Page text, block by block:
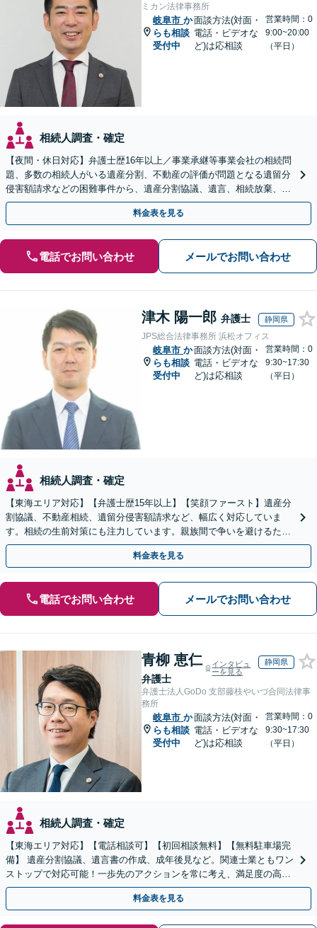
ミカン法律事務所
岐阜市 か
らも相談
受付中
面談方法(対面・
電話・ビデオな
ど)は応相談
営業時間：0
9:00~20:00
（平日）
相続人調査・確定
【夜間・休日対応】弁護士歴16年以上／事業承継等事業会社の相続問
題、多数の相続人がいる遺産分割、不動産の評価が問題となる遺留分
侵害額請求などの困難事件から、遺産分割協議、遺言、相続放棄、使
途不明金の調査まで、全般の経験豊富【JR草津駅2分】
料金表を見る
電話でお問い合わせ メールでお問い合わせ
津木 陽一郎 弁護士 静岡県
JPS総合法律事務所 浜松オフィス
岐阜市 か
らも相談
受付中
面談方法(対面・
電話・ビデオな
ど)は応相談
営業時間：0
9:30~17:30
（平日）
相続人調査・確定
【東海エリア対応】【弁護士歴15年以上】【笑顔ファースト】遺産分
割協議、不動産相続、遺留分侵害額請求など、幅広く対応していま
す。相続の生前対策にも注力しています。親族間で争いを避けるため
にも、お早めにご相談ください。【初回面談無料】
料金表を見る
電話でお問い合わせ メールでお問い合わせ
青柳 恵仁
弁護士
インタビュ
ーを見る
静岡県
弁護士法人GoDo 支部藤枝やいづ合同法律事
務所
岐阜市 か
らも相談
受付中
面談方法(対面・
電話・ビデオな
ど)は応相談
営業時間：0
9:30~17:30
（平日）
相続人調査・確定
【東海エリア対応】【電話相談可】【初回相談無料】【無料駐車場完
備】 遺産分割協議、遺言書の作成、成年後見など。関連士業ともワン
ストップで対応可能！一歩先のアクションを常に考え、満足度の高い
解決を目指します
料金表を見る